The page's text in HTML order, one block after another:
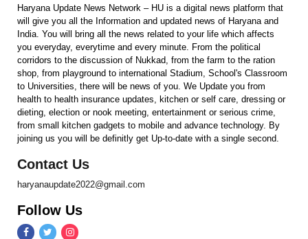
Haryana Update News Network – HU is a digital news platform that
will give you all the Information and updated news of Haryana and
India. You will bring all the news related to your life which affects
you everyday, everytime and every minute. From the political
corridors to the discussion of Nukkad, from the farm to the ration
shop, from playground to international Stadium, School's Classroom
to Universities, there will be news of you. We Update you from
health to health insurance updates, kitchen or self care, dressing or
dieting, election or nook meeting, entertainment or serious crime,
from small kitchen gadgets to mobile and advance technology. By
joining us you will be definitly get Up-to-date with a single second.
Contact Us
haryanaupdate2022@gmail.com
Follow Us